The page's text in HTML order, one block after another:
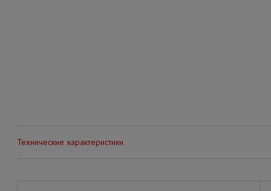
Технические характеристики